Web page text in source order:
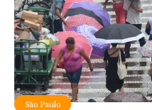
São Paulo